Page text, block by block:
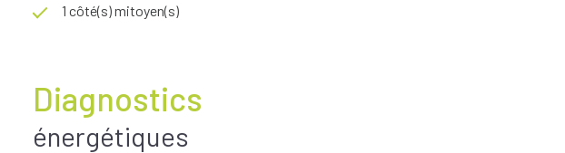
1 côté(s) mitoyen(s)
Diagnostics
énergétiques